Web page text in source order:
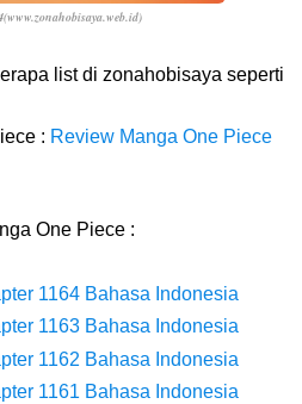
Tempat Yang Sangat Ingin
Usopp
)
list di zonahobisaya seperti
: Review Manga One Piece
One Piece :
1164 Bahasa Indonesia
1163 Bahasa Indonesia
1162 Bahasa Indonesia
1161 Bahasa Indonesia